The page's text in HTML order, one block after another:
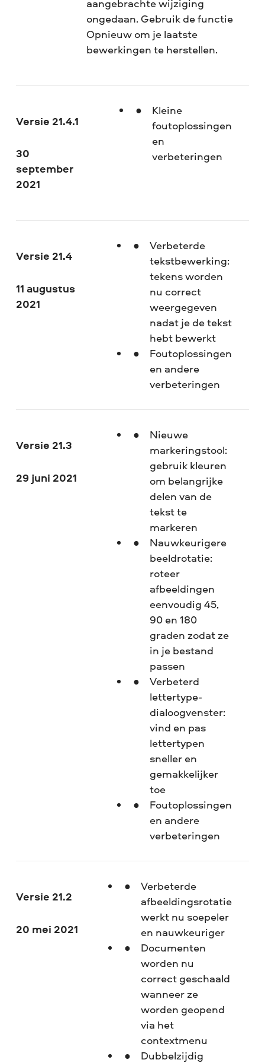
aangebrachte wijziging
ongedaan. Gebruik de functie
Opnieuw om je laatste
bewerkingen te herstellen.
Versie 21.4.1
30
september
2021
Kleine
foutoplossingen
en
verbeteringen
Versie 21.4
11 augustus
2021
Verbeterde
tekstbewerking:
tekens worden
nu correct
weergegeven
nadat je de tekst
hebt bewerkt
Foutoplossingen
en andere
verbeteringen
Versie 21.3
29 juni 2021
Nieuwe
markeringstool:
gebruik kleuren
om belangrijke
delen van de
tekst te
markeren
Nauwkeurigere
beeldrotatie:
roteer
afbeeldingen
eenvoudig 45,
90 en 180
graden zodat ze
in je bestand
passen
Verbeterd
lettertype-
dialoogvenster:
vind en pas
lettertypen
sneller en
gemakkelijker
toe
Foutoplossingen
en andere
verbeteringen
Versie 21.2
20 mei 2021
Verbeterde
afbeeldingsrotatie
werkt nu soepeler
en nauwkeuriger
Documenten
worden nu
correct geschaald
wanneer ze
worden geopend
via het
contextmenu
Dubbelzijdig